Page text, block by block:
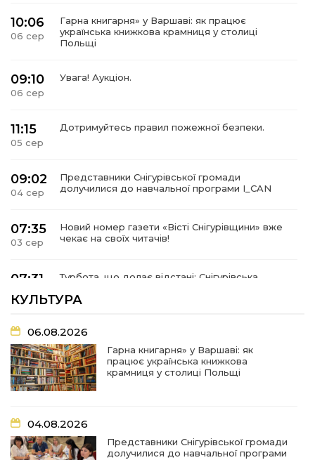
10:06
06 сер
Гарна книгарня» у Варшаві: як працює
українська книжкова крамниця у столиці
Польщі
09:10
06 сер
Увага! Аукціон.
11:15
05 сер
Дотримуйтесь правил пожежної безпеки.
09:02
04 сер
Представники Снігурівської громади
долучилися до навчальної програми I_CAN
07:35
03 сер
Новий номер газети «Вісті Снігурівщини» вже
чекає на своїх читачів!
07:31
Турбота, що долає відстані: Снігурівська
послуг
07:27
03 сер
Удар по крамниці: на Снігурівщині російський
дрон поранив двох мирних жителів
19:03
Їхнє слово вагоме, бо перевірене власним
життям
18:18
02 сер
складу Ради з питань внутрішньо
переміщених осіб при Снігурівській міській
КУЛЬТУРА
06.08.2026
Гарна книгарня» у Варшаві: як
працює українська книжкова
крамниця у столиці Польщі
04.08.2026
Представники Снігурівської громади
долучилися до навчальної програми